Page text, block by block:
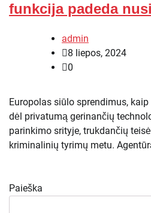
funkcija padeda
admin
8 liepos, 2024
0
Europolas siūlo sprendimus,
dėl privatumą gerinančių
parinkimo srityje, trukdančių
kriminalinių tyrimų metu.
Paieška